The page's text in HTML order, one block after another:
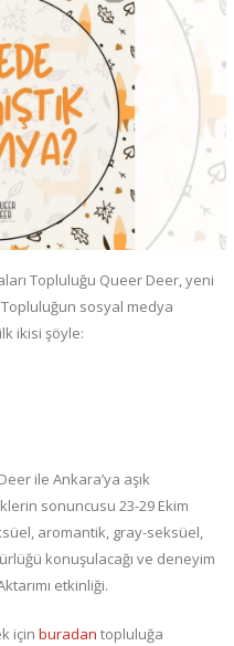
Topluluğu Queer Deer, yeni
sosyal medya
ikisi şöyle:
ile Ankara’ya aşık
sonuncusu 23-29 Ekim
aromantik, gray-seksüel,
konuşulacağı ve deneyim
etkinliği.
için buradan topluluğa